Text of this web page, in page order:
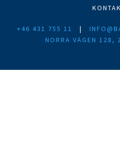
+46 431 755 11 |
NORRA VÄGEN 128,